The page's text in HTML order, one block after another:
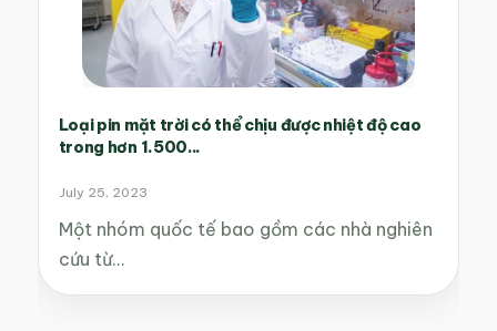
Loại pin mặt trời có thể chịu được nhiệt độ cao
trong hơn 1.500...
July 25, 2023
Một nhóm quốc tế bao gồm các nhà nghiên
cứu từ…